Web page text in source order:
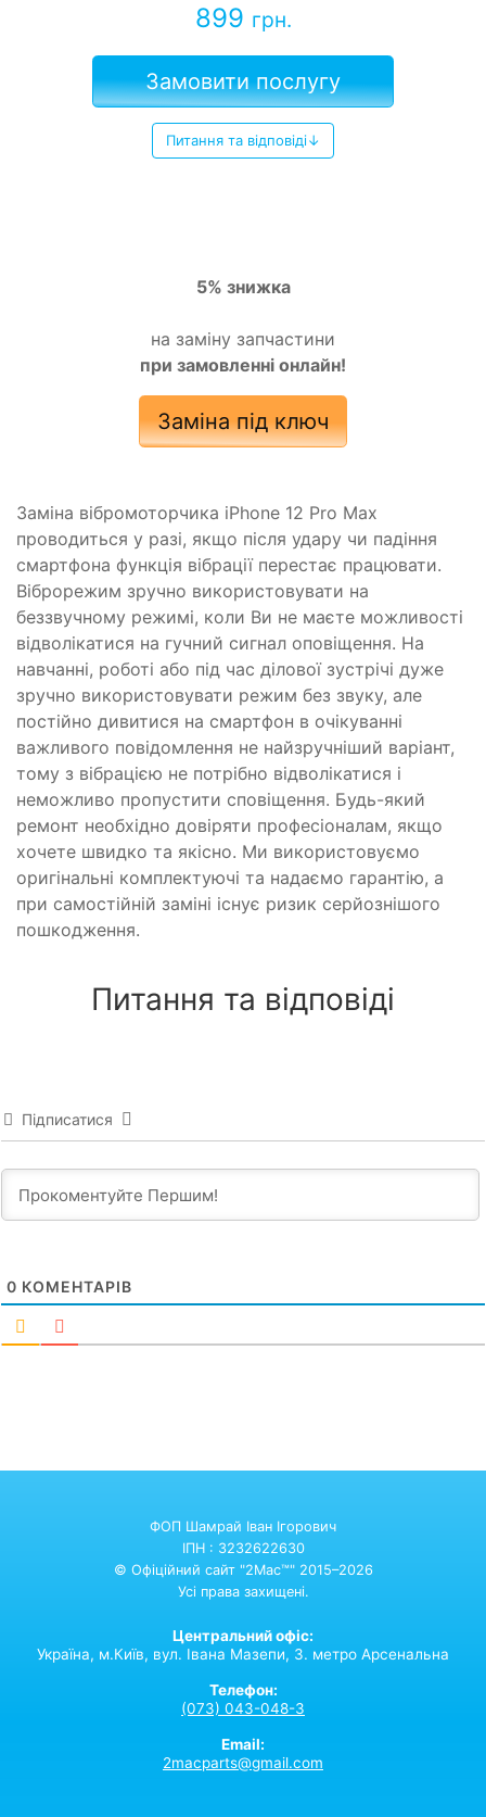
899 грн.
Замовити послугу
Питання та відповіді↓
5% знижка
на заміну запчастини
при замовленні онлайн!
Заміна під ключ
Заміна вібромоторчика iPhone 12 Pro Max
проводиться у разі, якщо після удару чи падіння
смартфона функція вібрації перестає працювати.
Віброрежим зручно використовувати на
беззвучному режимі, коли Ви не маєте можливості
відволікатися на гучний сигнал оповіщення. На
навчанні, роботі або під час ділової зустрічі дуже
зручно використовувати режим без звуку, але
постійно дивитися на смартфон в очікуванні
важливого повідомлення не найзручніший варіант,
тому з вібрацією не потрібно відволікатися і
неможливо пропустити сповіщення. Будь-який
ремонт необхідно довіряти професіоналам, якщо
хочете швидко та якісно. Ми використовуємо
оригінальні комплектуючі та надаємо гарантію, а
при самостійній заміні існує ризик серйознішого
пошкодження.
Питання та відповіді
Підписатися
0 КОМЕНТАРІВ
ФОП Шамрай Іван Ігорович
ІПН : 3232622630
© Офіційний сайт "2Mac™" 2015–2026
Усі права захищені.
Центральний офіс:
Україна, м.Київ, вул. Івана Мазепи, 3. метро Арсенальна
Телефон:
(073) 043-048-3
Email:
2macparts@gmail.com